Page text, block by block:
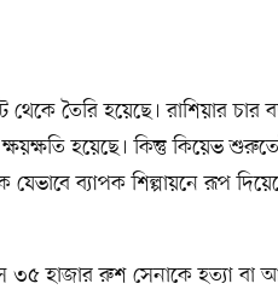
তৈরি হয়েছে। রাশিয়ার চার
হয়েছে। কিন্তু কিয়েভ
ব্যাপক শিল্পায়নে রূপ
৩৫ হাজার রুশ সেনাকে হত্যা বা